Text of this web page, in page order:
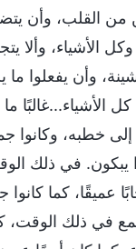
من القلب، وأن
الأشياء، وألا
وأن يفعلوا
الأشياء...غالبًا
خطبه، وكانوا
يبكون. في ذلك
عميقًا، كما كانوا
في ذلك الوقت،